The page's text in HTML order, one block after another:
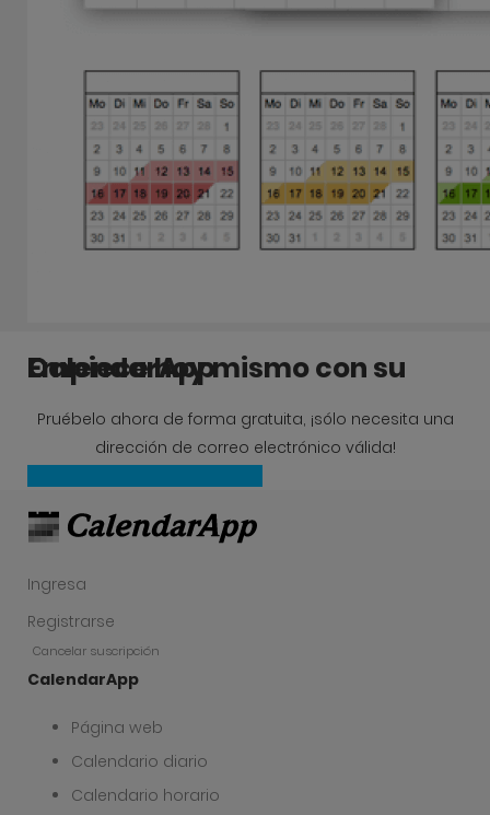
Empiece hoy mismo con su CalendarApp
Pruébelo ahora de forma gratuita, ¡sólo necesita una
dirección de correo electrónico válida!
Ingresa
Registrarse
Cancelar suscripción
CalendarApp
Página web
Calendario diario
Calendario horario